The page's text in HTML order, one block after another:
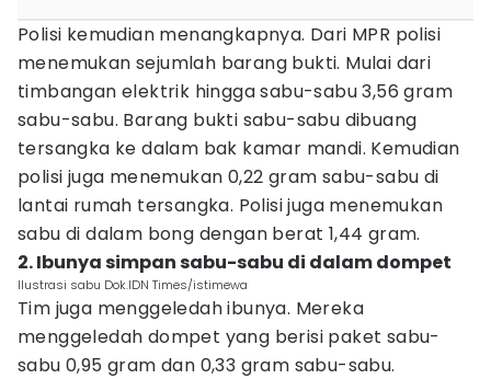
Polisi kemudian menangkapnya. Dari MPR polisi
menemukan sejumlah barang bukti. Mulai dari
timbangan elektrik hingga sabu-sabu 3,56 gram
sabu-sabu. Barang bukti sabu-sabu dibuang
tersangka ke dalam bak kamar mandi. Kemudian
polisi juga menemukan 0,22 gram sabu-sabu di
lantai rumah tersangka. Polisi juga menemukan
sabu di dalam bong dengan berat 1,44 gram.
2. Ibunya simpan sabu-sabu di dalam dompet
Ilustrasi sabu Dok.IDN Times/istimewa
Tim juga menggeledah ibunya. Mereka
menggeledah dompet yang berisi paket sabu-
sabu 0,95 gram dan 0,33 gram sabu-sabu.